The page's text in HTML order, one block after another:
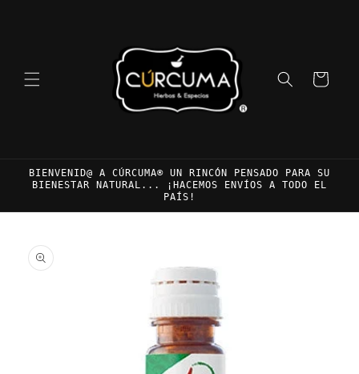
Carrito
BIENVENID@ A CÚRCUMA® UN RINCÓN PENSADO PARA SU
BIENESTAR NATURAL... ¡HACEMOS ENVÍOS A TODO EL
PAÍS!
a la
información